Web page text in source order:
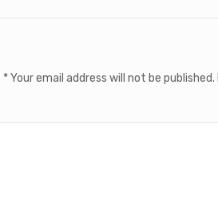
Your email address will not be published.
*